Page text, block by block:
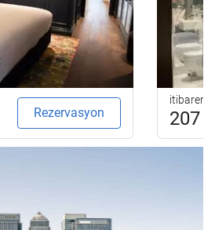
Rezervasyon
itibaren
207